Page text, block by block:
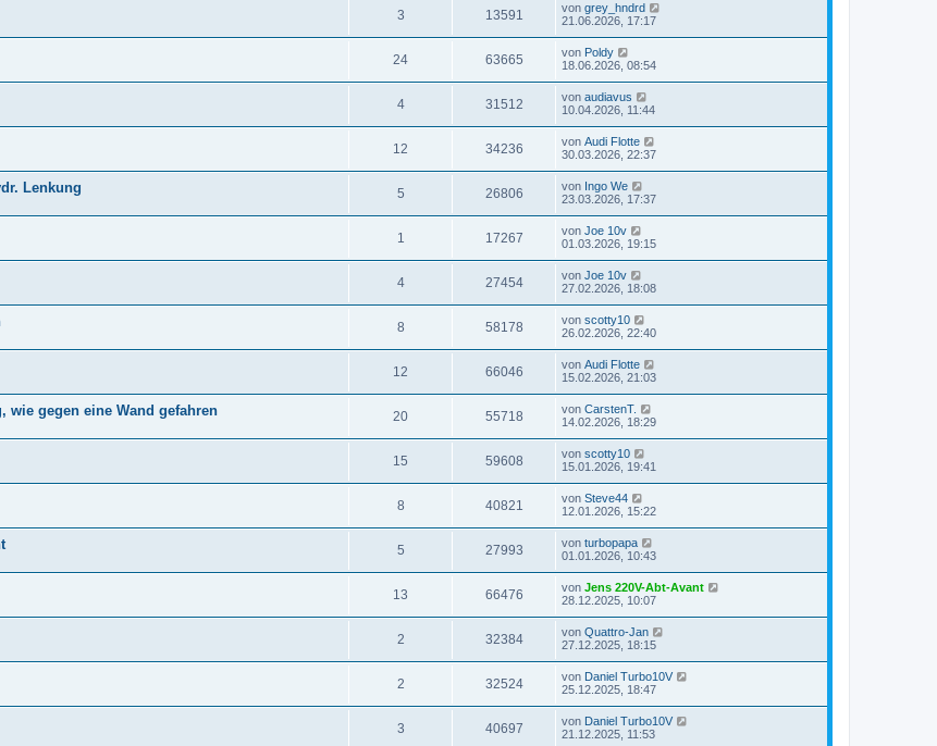
3 13591 von grey_hndrd
21.06.2026, 17:17
24 63665 von Poldy
18.06.2026, 08:54
4 31512 von audiavus
10.04.2026, 11:44
12 34236 von Audi Flotte
30.03.2026, 22:37
Lenkung 5 26806 von Ingo We
23.03.2026, 17:37
1 17267 von Joe 10v
01.03.2026, 19:15
4 27454 von Joe 10v
27.02.2026, 18:08
8 58178 von scotty10
26.02.2026, 22:40
12 66046 von Audi Flotte
15.02.2026, 21:03
wie gegen eine Wand gefahren 20 55718 von CarstenT.
14.02.2026, 18:29
15 59608 von scotty10
15.01.2026, 19:41
8 40821 von Steve44
12.01.2026, 15:22
5 27993 von turbopapa
01.01.2026, 10:43
13 66476 von Jens 220V-Abt-Avant
28.12.2025, 10:07
2 32384 von Quattro-Jan
27.12.2025, 18:15
2 32524 von Daniel Turbo10V
25.12.2025, 18:47
3 40697 von Daniel Turbo10V
21.12.2025, 11:53